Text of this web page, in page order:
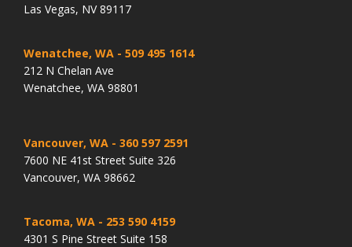
Las Vegas, NV 89117
Wenatchee, WA - 509 495 1614
212 N Chelan Ave
Wenatchee, WA 98801
Vancouver, WA - 360 597 2591
7600 NE 41st Street Suite 326
Vancouver, WA 98662
Tacoma, WA - 253 590 4159
4301 S Pine Street Suite 158